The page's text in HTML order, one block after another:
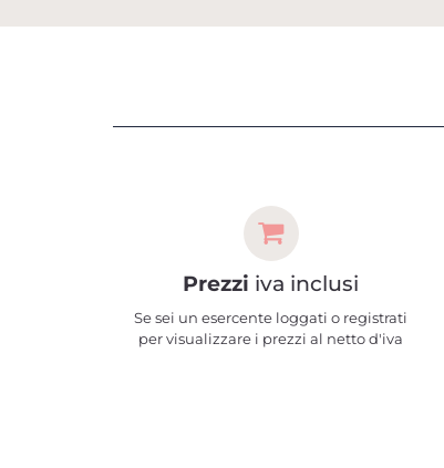
Prezzi iva inclusi
Se sei un esercente loggati o registrati
per visualizzare i prezzi al netto d'iva